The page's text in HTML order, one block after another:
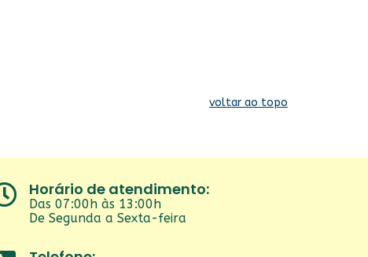
voltar ao topo
Horário de atendimento:
Das 07:00h às 13:00h
De Segunda a Sexta-feira